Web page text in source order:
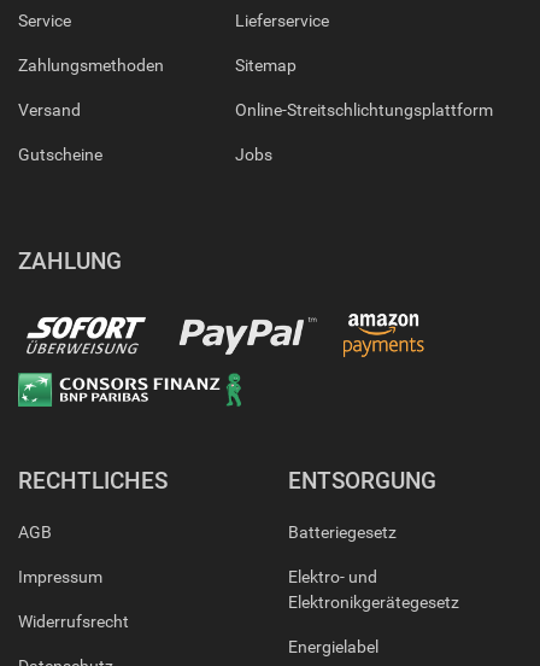
Service
Zahlungsmethoden
Versand
Gutscheine
Lieferservice
Sitemap
Online-Streitschlichtungsplattform
Jobs
ZAHLUNG
RECHTLICHES
AGB
Impressum
Widerrufsrecht
ENTSORGUNG
Batteriegesetz
Elektro- und
Elektronikgerätegesetz
Energielabel